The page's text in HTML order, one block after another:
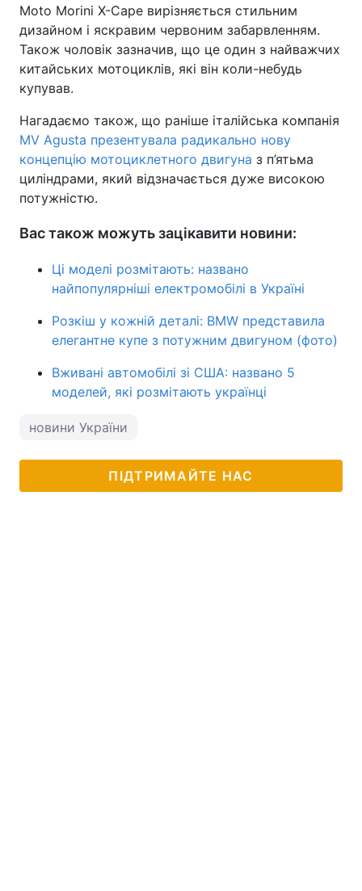
Moto Morini X-Cape вирізняється стильним
дизайном і яскравим червоним забарвленням.
Також чоловік зазначив, що це один з найважчих
китайських мотоциклів, які він коли-небудь
купував.
Нагадаємо також, що раніше італійська компанія
MV Agusta презентувала радикально нову
концепцію мотоциклетного двигуна з п’ятьма
циліндрами, який відзначається дуже високою
потужністю.
Вас також можуть зацікавити новини:
Ці моделі розмітають: названо
найпопулярніші електромобілі в Україні
Розкіш у кожній деталі: BMW представила
елегантне купе з потужним двигуном (фото)
Вживані автомобілі зі США: названо 5
моделей, які розмітають українці
новини України
ПІДТРИМАЙТЕ НАС